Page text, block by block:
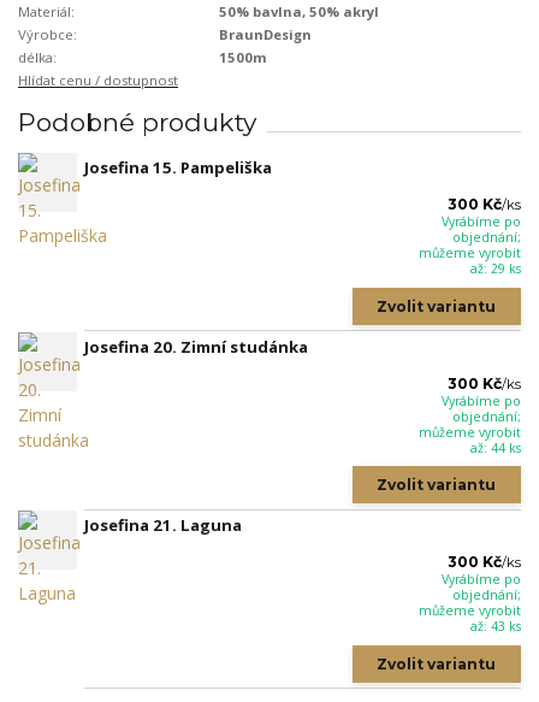
Materiál:
50% bavlna, 50% akryl
Výrobce:
BraunDesign
délka:
1500m
Hlídat cenu / dostupnost
Podobné produkty
Josefina 15. Pampeliška
300 Kč/ks
Vyrábíme po
objednání;
můžeme vyrobit
až: 29 ks
Zvolit variantu
Josefina 20. Zimní studánka
300 Kč/ks
Vyrábíme po
objednání;
můžeme vyrobit
až: 44 ks
Zvolit variantu
Josefina 21. Laguna
300 Kč/ks
Vyrábíme po
objednání;
můžeme vyrobit
až: 43 ks
Zvolit variantu